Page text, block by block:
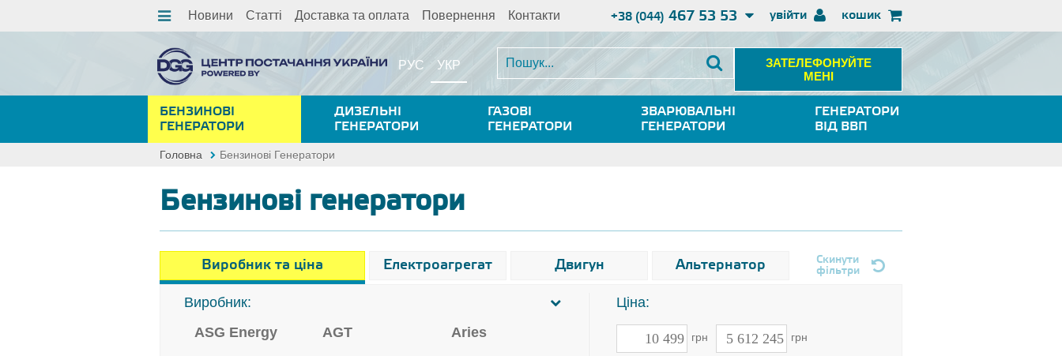
Новини Статті Доставка та оплата Повернення Контакти увійти
+38 (044) 467 53 53 кошик
РУС УКР
ЗАТЕЛЕФОНУЙТЕ
МЕНІ
БЕНЗИНОВІ
ГЕНЕРАТОРИ
ДИЗЕЛЬНІ
ГЕНЕРАТОРИ
ГАЗОВІ
ГЕНЕРАТОРИ
ЗВАРЮВАЛЬНІ
ГЕНЕРАТОРИ
ГЕНЕРАТОРИ
ВІД ВВП
Головна Бензинові Генератори
Бензинові генератори
Виробник та ціна Електроагрегат Двигун Альтернатор
Скинути
фільтри
Виробник:
ASG Energy
AGT Aries
Ціна:
грн грн